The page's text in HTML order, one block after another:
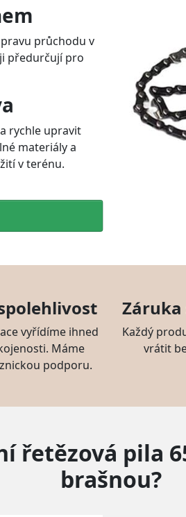
průchodu v
předurčují pro
rychle upravit
materiály a
v terénu.
vyřídíme ihned
Máme
podporu.
Každý
vrátit
řetězová pila
brašnou?